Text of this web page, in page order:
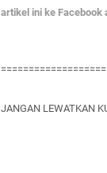
artikel ini ke Facebook
JANGAN LEWATKAN